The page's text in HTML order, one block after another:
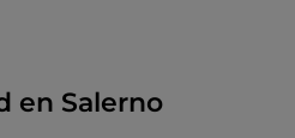
en Salerno